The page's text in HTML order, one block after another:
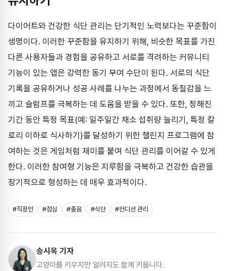
다이어트와 건강한 식단 관리는 단기적인 노력보다는 꾸준함이
생명이다. 이러한 꾸준함을 유지하기 위해, 비슷한 목표를 가진
다른 사용자들과 경험을 공유하고 서로를 격려하는 커뮤니티
기능이 있는 앱은 강력한 동기 부여 수단이 된다. 서로의 식단
기록을 공유하거나 성공 사례를 나누는 과정에서 동질감을 느
끼고 슬럼프를 극복하는 데 도움을 받을 수 있다. 또한, 정해진
기간 동안 특정 목표(예: 일주일간 채소 섭취량 늘리기, 특정 칼
로리 이하로 식사하기)를 달성하기 위한 챌린지 프로그램에 참
여하는 것은 게임처럼 재미를 붙여 식단 관리를 이어갈 수 있게
한다. 이러한 참여형 기능은 지루함을 극복하고 건강한 습관을
장기적으로 형성하는 데 매우 효과적이다.
#직장인 #점심 #졸음 #식단 #컨디션 관리
송시옥 기자
고양이를 키우지만 알러지도 함께 키웁니다.